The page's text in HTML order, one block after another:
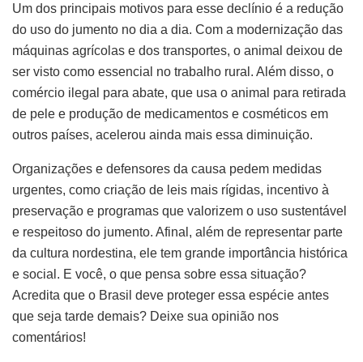
Um dos principais motivos para esse declínio é a redução
do uso do jumento no dia a dia. Com a modernização das
máquinas agrícolas e dos transportes, o animal deixou de
ser visto como essencial no trabalho rural. Além disso, o
comércio ilegal para abate, que usa o animal para retirada
de pele e produção de medicamentos e cosméticos em
outros países, acelerou ainda mais essa diminuição.
Organizações e defensores da causa pedem medidas
urgentes, como criação de leis mais rígidas, incentivo à
preservação e programas que valorizem o uso sustentável
e respeitoso do jumento. Afinal, além de representar parte
da cultura nordestina, ele tem grande importância histórica
e social. E você, o que pensa sobre essa situação?
Acredita que o Brasil deve proteger essa espécie antes
que seja tarde demais? Deixe sua opinião nos
comentários!